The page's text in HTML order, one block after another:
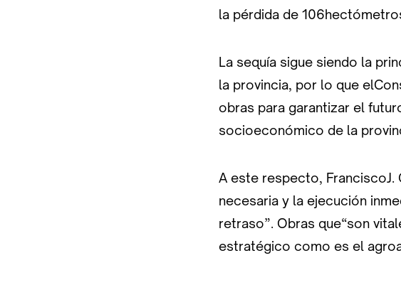
la pérdida de
La sequía sigue siendo la
la provincia, por lo que
obras para garantizar el
socioeconómico de la
A este respecto,
necesaria y la ejecución
retraso”. Obras que“son
estratégico como es el